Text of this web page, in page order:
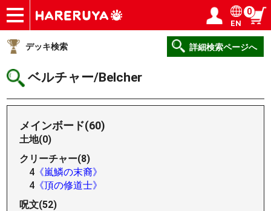
ショップ
買取
記事
デッキ検索
デッキ構築
選手一覧
店舗一覧
イベント
ヘルプ
お問い合わせ ログイン／会員登録
EN
0
デッキ検索 詳細検索ページへ
ベルチャー/Belcher
メインボード(60)
土地(0)
クリーチャー(8)
4 《嵐鱗の末裔》
4 《頂の修道士》
呪文(52)